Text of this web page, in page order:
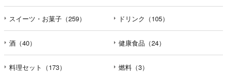
個人情報の提供は任意と致しますが、当社が依頼する情報
の提供がない場合、内容が正確でない場合はサービスの提
供やご対応等に支障をきたす可能性がございますのでご了
承下さい。
h）弊社は、弊社のウェブサイトへのアクセス状況につい
スイーツ・お菓子（259） ドリンク（105）
酒（40） 健康食品（24）
料理セット（173） 燃料（3）